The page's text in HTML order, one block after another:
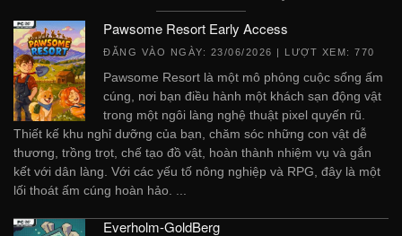
Pawsome Resort Early Access
ĐĂNG VÀO NGÀY: 23/06/2026 | LƯỢT XEM: 770
Pawsome Resort là một mô phỏng cuộc sống ấm
cúng, nơi bạn điều hành một khách sạn động vật
trong một ngôi làng nghệ thuật pixel quyến rũ.
Thiết kế khu nghỉ dưỡng của bạn, chăm sóc những con vật dễ
thương, trồng trọt, chế tạo đồ vật, hoàn thành nhiệm vụ và gắn
kết với dân làng. Với các yếu tố nông nghiệp và RPG, đây là một
lối thoát ấm cúng hoàn hảo. ...
Everholm-GoldBerg